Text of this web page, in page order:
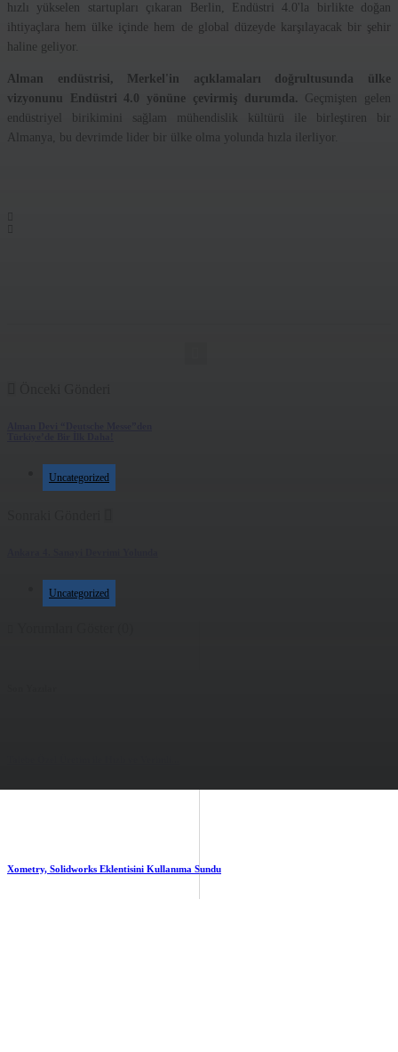
hızlı yükselen startupları çıkaran Berlin, Endüstri 4.0'la birlikte doğan
ihtiyaçlara hem ülke içinde hem de global düzeyde karşılayacak bir şehir
haline geliyor.
Alman endüstrisi, Merkel'in açıklamaları doğrultusunda ülke
vizyonunu Endüstri 4.0 yönüne çevirmiş durumda.
Geçmişten gelen
endüstriyel birikimini sağlam mühendislik kültürü ile birleştiren bir
Almanya, bu devrimde lider bir ülke olma yolunda hızla ilerliyor.
Uncategorized
Uncategorized
2.88kviews
Xometry, Solidworks Eklentisini Kullanıma Sundu